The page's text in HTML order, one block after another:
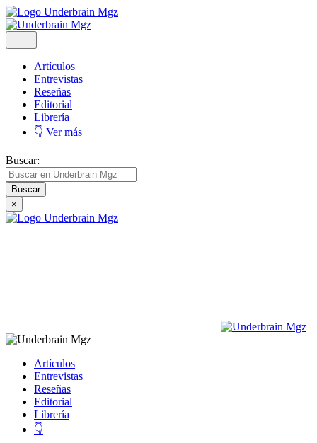
Artículos
Entrevistas
Reseñas
Editorial
Librería
👇 Ver más
Buscar:
×
Artículos
Entrevistas
Reseñas
Editorial
Librería
👇